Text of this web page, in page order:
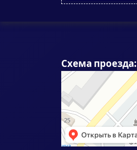
Схема проезда: